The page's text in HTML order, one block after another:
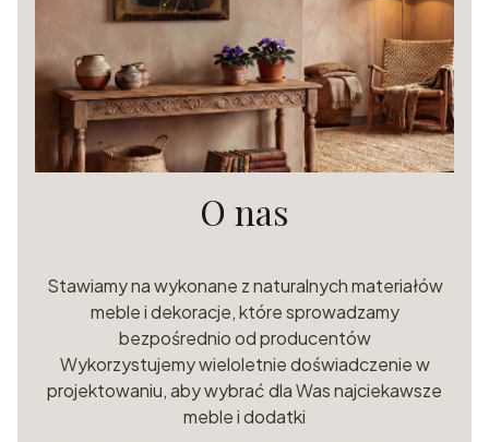
O nas
Stawiamy na wykonane z naturalnych materiałów
meble i dekoracje, które sprowadzamy
bezpośrednio od producentów
Wykorzystujemy wieloletnie doświadczenie w
projektowaniu, aby wybrać dla Was najciekawsze
meble i dodatki